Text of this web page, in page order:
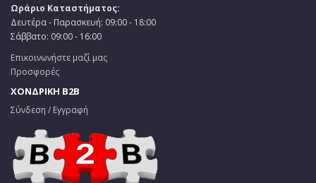
Ωράριο Καταστήματος:
Δευτέρα - Παρασκευή: 09:00 - 18:00
Σάββατο: 09:00 - 16:00
Επικοινωνήστε μαζί μας
Προσφορές
ΧΟΝΔΡΙΚΗ B2B
Σύνδεση / Εγγραφή